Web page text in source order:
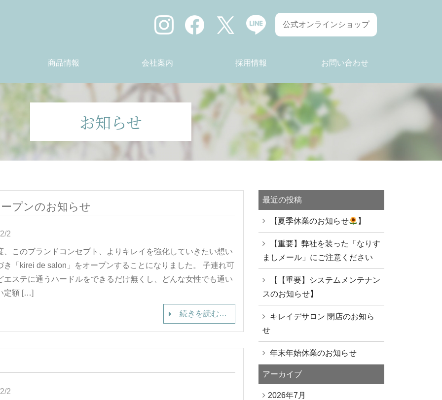
公式オンラインショップ
商品情報 会社案内 採用情報
働くスタッフの声
お問い合わせ
お知らせ
プンのお知らせ
2
、このブランドコンセプト、よりキレイを強化していきたい想い
き「kirei de salon」をオープンすることになりました。 子連れ可
エステに通うハードルをできるだけ無くし、どんな女性でも通い
定額 […]
続きを読む…
2
最近の投稿
【夏季休業のお知らせ 】
【重要】弊社を装った「なりす
ましメール」にご注意ください
【【重要】システムメンテナン
スのお知らせ】
キレイデサロン 閉店のお知ら
せ
年末年始休業のお知らせ
アーカイブ
2026年7月